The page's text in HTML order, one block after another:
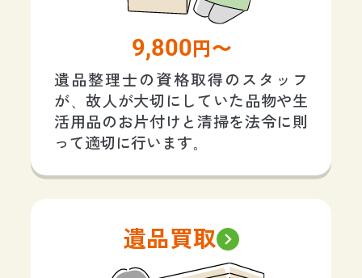
9,800 円〜
遺品整理士の資格取得のスタッフ
が、故人が大切にしていた品物や生
活用品のお片付けと清掃を法令に則
って適切に行います。
遺品買取